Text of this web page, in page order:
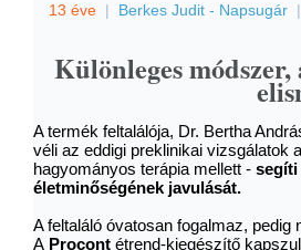
13 éve | Berkes Judit - Napsugár
Különleges
A termék feltalálója, Dr. Bertha
véli az eddigi preklinikai vizsgálatok
hagyományos terápia mellett - segíti
életminőségének javulását.
A feltaláló óvatosan fogalmaz,
A Procont étrend-kiegészítő